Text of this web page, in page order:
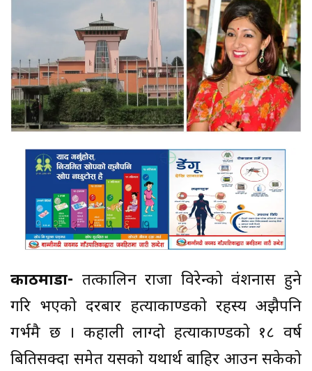
काठमाडौं- तत्कालिन राजा विरेन्द्रको वंशनास हुने
गरि भएको दरबार हत्याकाण्डको रहस्य अझैपनि
गर्भमै छ । कहाली लाग्दो हत्याकाण्डको १८ वर्ष
बितिसक्दा समेत यसको यथार्थ बाहिर आउन सकेको